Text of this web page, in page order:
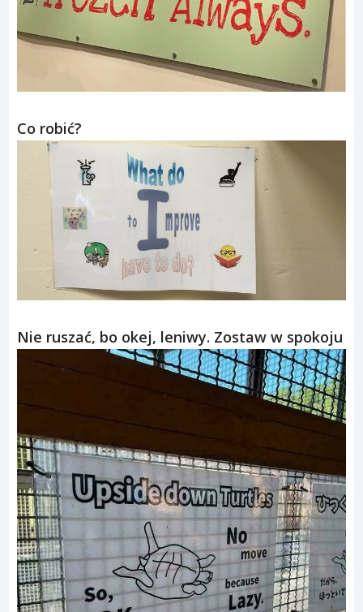
Co robić?
Nie ruszać, bo okej, leniwy. Zostaw w spokoju